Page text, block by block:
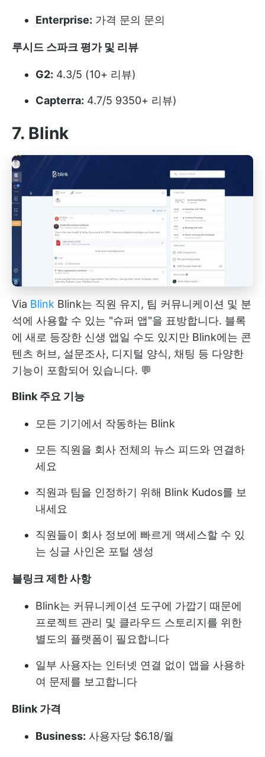
Enterprise: 가격 문의 문의
루시드 스파크 평가 및 리뷰
G2: 4.3/5 (10+ 리뷰)
Capterra: 4.7/5 9350+ 리뷰)
7. Blink
Via Blink Blink는 직원 유지, 팀 커뮤니케이션 및 분
석에 사용할 수 있는 "슈퍼 앱"을 표방합니다. 블록
에 새로 등장한 신생 앱일 수도 있지만 Blink에는 콘
텐츠 허브, 설문조사, 디지털 양식, 채팅 등 다양한
기능이 포함되어 있습니다. 💬
Blink 주요 기능
모든 기기에서 작동하는 Blink
모든 직원을 회사 전체의 뉴스 피드와 연결하
세요
직원과 팀을 인정하기 위해 Blink Kudos를 보
내세요
직원들이 회사 정보에 빠르게 액세스할 수 있
는 싱글 사인온 포털 생성
블링크 제한 사항
Blink는 커뮤니케이션 도구에 가깝기 때문에
프로젝트 관리 및 클라우드 스토리지를 위한
별도의 플랫폼이 필요합니다
일부 사용자는 인터넷 연결 없이 앱을 사용하
여 문제를 보고합니다
Blink 가격
Business: 사용자당 $6.18/월